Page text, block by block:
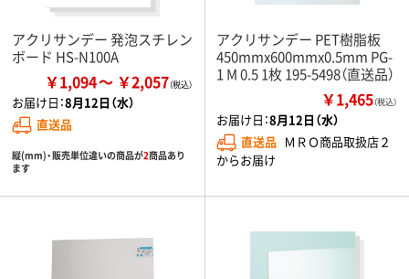
アクリサンデー 発泡スチレン
ボード HS-N100A
￥1,094 ￥2,057
お届け日：8月12日（水）
直送品
縦(mm)・販売単位違いの商品が2商品あり
ます
アクリサンデー PET樹脂板
450mmx600mmx0.5mm PG-
1 M 0.5 1枚 195-5498（直送品）
￥1,465（税込）
お届け日：8月12日（水）
直送品 ＭＲＯ商品取扱店２
からお届け